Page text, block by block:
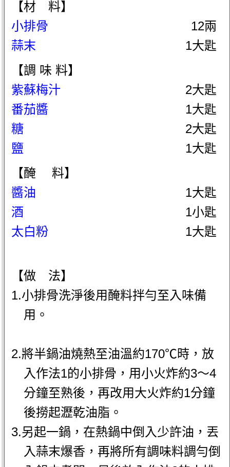
【材 料】
小排骨
12兩
蒜末
1大匙
【調 味 料】
紫蘇梅汁
2大匙
番茄醬
1大匙
糖
2大匙
鹽
1大匙
【醃 料】
醬油
1大匙
酒
1小匙
太白粉
1大匙
【做 法】
1.小排骨洗淨後用醃料拌勻至入味備
用。
2.將半鍋油燒熱至油溫約170℃時，放
入作法1的小排骨，用小火炸約3～4
分鐘至熟後，再改用大火炸約1分鐘
後撈起瀝乾油脂。
3.另起一鍋，在熱鍋中倒入少許油，丟
入蒜末爆香，再將所有調味料調勻倒